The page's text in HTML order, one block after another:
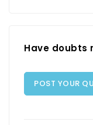
Have doubts
POST YOUR